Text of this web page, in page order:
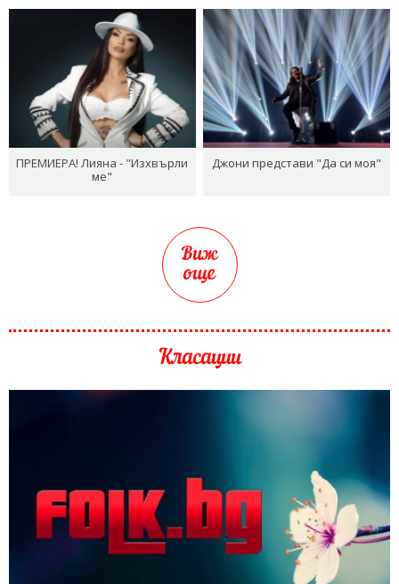
ПРЕМИЕРА! Лияна - "Изхвърли
ме"
Джони представи "Да си моя"
Виж
още
Класации